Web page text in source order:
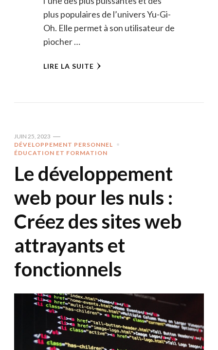
plus populaires de l’univers Yu-Gi-
Oh. Elle permet à son utilisateur de
piocher …
LIRE LA SUITE
JUIN 25, 2023
DÉVELOPPEMENT PERSONNEL
ÉDUCATION ET FORMATION
Le développement
web pour les nuls :
Créez des sites web
attrayants et
fonctionnels